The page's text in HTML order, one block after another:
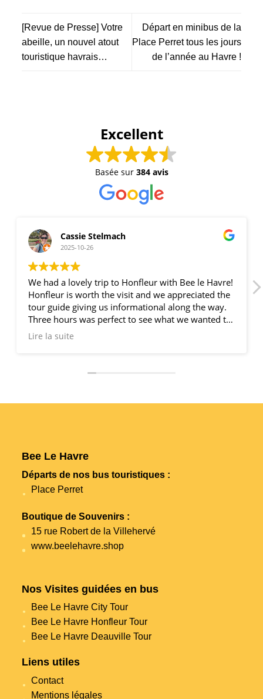
[Revue de Presse] Votre
abeille, un nouvel atout
touristique havrais…
Départ en minibus de la
Place Perret tous les jours
de l’année au Havre !
Excellent
Basée sur 384 avis
Cassie Stelmach
2025-10-26
We had a lovely trip to Honfleur with Bee le Havre!
Honfleur is worth the visit and we appreciated the
tour guide giving us informational along the way.
Three hours was perfect to see what we wanted to
see and have some lunch. We appreciated that
Lire la suite
Bee Le Havre
Départs de nos bus touristiques :
Place Perret
Boutique de Souvenirs :
15 rue Robert de la Villehervé
www.beelehavre.shop
Nos Visites guidées en bus
Bee Le Havre City Tour
Bee Le Havre Honfleur Tour
Bee Le Havre Deauville Tour
Liens utiles
Contact
Mentions légales